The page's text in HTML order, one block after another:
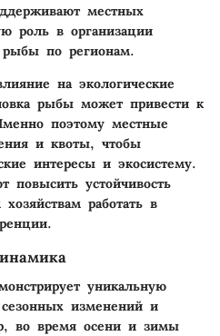
местных
роль в организации
по регионам.
на экологические
рыбы может привести к
поэтому местные
и квоты, чтобы
интересы и экосистему.
устойчивость
работать в
уникальную
изменений и
во время осени и зимы